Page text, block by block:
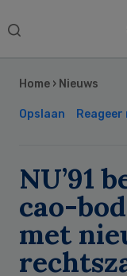
Search
Home › Nieuws
Opslaan Reageer
NU’91
cao-
met
Sidebar